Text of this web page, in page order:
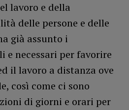
lavoro e della
delle persone e delle
già assunto i
necessari per favorire
il lavoro a distanza ove
così come ci sono
di giorni e orari per